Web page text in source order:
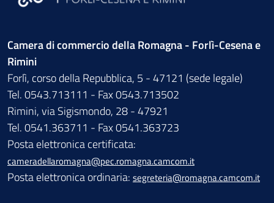
Camera di commercio della Romagna - Forlì-Cesena e
Rimini
Forlì, corso della Repubblica, 5 - 47121 (sede legale)
Tel. 0543.713111 - Fax 0543.713502
Rimini, via Sigismondo, 28 - 47921
Tel. 0541.363711 - Fax 0541.363723
Posta elettronica certificata:
cameradellaromagna@pec.romagna.camcom.it
Posta elettronica ordinaria: segreteria@romagna.camcom.it